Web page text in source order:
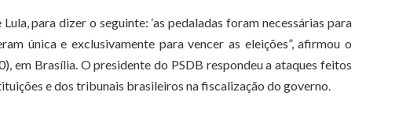
para dizer o seguinte: ‘as pedaladas foram necessárias para
única e exclusivamente para vencer as eleições”, afirmou o
em Brasília. O presidente do PSDB respondeu a ataques feitos
e dos tribunais brasileiros na fiscalização do governo.